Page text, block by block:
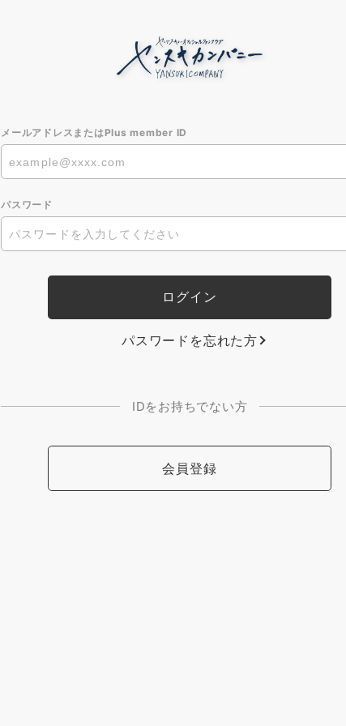
メールアドレスまたはPlus member ID
パスワード
パスワードを忘れた方
IDをお持ちでない方
会員登録